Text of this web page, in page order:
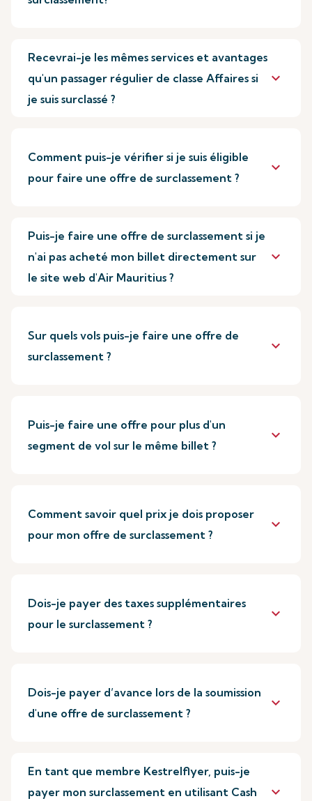
Recevrai-je les mêmes services et avantages
qu'un passager régulier de classe Affaires si
je suis surclassé ?
keyboard_arrow_down
Comment puis-je vérifier si je suis éligible
pour faire une offre de surclassement ?
keyboard_arrow_down
Puis-je faire une offre de surclassement si je
n'ai pas acheté mon billet directement sur
le site web d'Air Mauritius ?
keyboard_arrow_down
Sur quels vols puis-je faire une offre de
surclassement ?
keyboard_arrow_down
Puis-je faire une offre pour plus d'un
segment de vol sur le même billet ?
keyboard_arrow_down
Comment savoir quel prix je dois proposer
pour mon offre de surclassement ?
keyboard_arrow_down
Dois-je payer des taxes supplémentaires
pour le surclassement ?
keyboard_arrow_down
Dois-je payer d’avance lors de la soumission
d'une offre de surclassement ?
keyboard_arrow_down
En tant que membre Kestrelflyer, puis-je
payer mon surclassement en utilisant Cash
keyboard_arrow_down